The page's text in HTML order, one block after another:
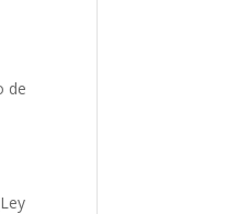
de